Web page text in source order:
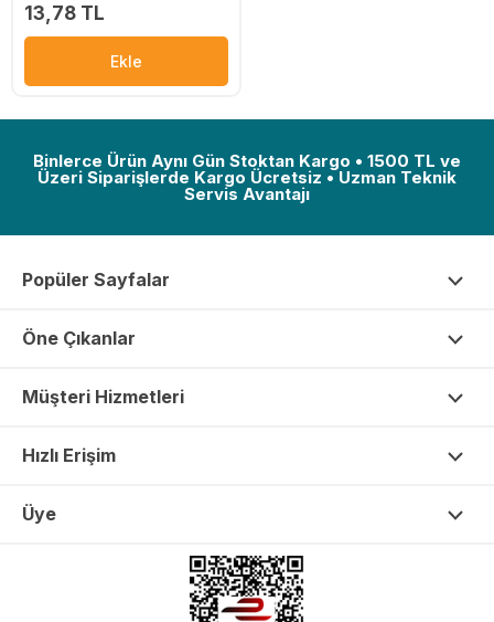
13,78 TL
Ekle
Binlerce Ürün Aynı Gün Stoktan Kargo • 1500 TL ve
Üzeri Siparişlerde Kargo Ücretsiz • Uzman Teknik
Servis Avantajı
Popüler Sayfalar
Öne Çıkanlar
Müşteri Hizmetleri
Hızlı Erişim
Üye